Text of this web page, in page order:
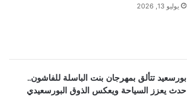
يوليو 13, 2026
بورسعيد تتألق بمهرجان بنت الباسلة للفاشون..
حدث يعزز السياحة ويعكس الذوق البورسعيدي